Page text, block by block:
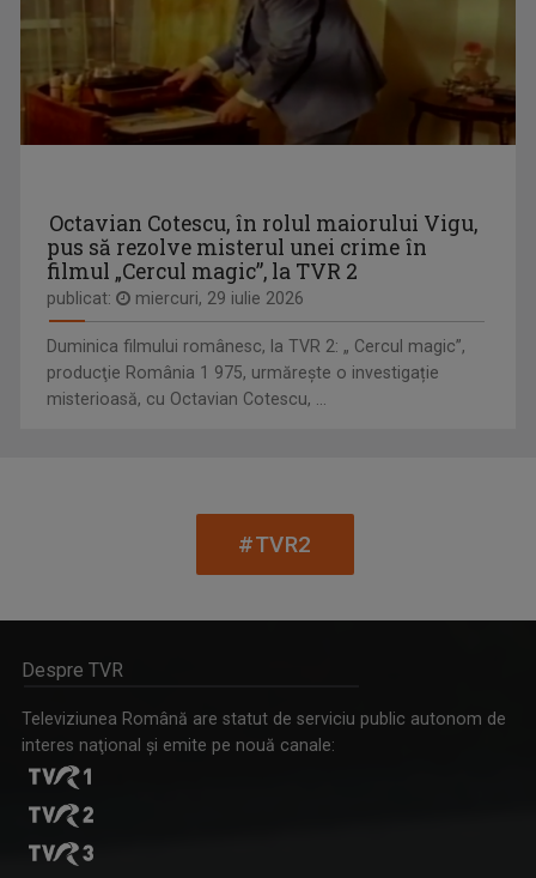
CULTURA MINORITĂŢILOR
Nimic despre noi fără noi! - aceasta este ...
PAUL SURUGIU - FUEGO
Artist de succes, cu mare priză la public și o ...
CRISTINA SOARE
Cristina Soare e jurnalista care ne aduce nu ...
Octavian Cotescu, în rolul maiorului Vigu,
pus să rezolve misterul unei crime în
filmul „Cercul magic”, la TVR 2
publicat: miercuri, 29 iulie 2026
Duminica filmului românesc, la TVR 2: „ Cercul magic”,
producţie România 1 975, urmărește o investigație
misterioasă, cu Octavian Cotescu, ...
#TVR2
Despre TVR
Televiziunea Română are statut de serviciu public autonom de
interes naţional şi emite pe nouă canale: